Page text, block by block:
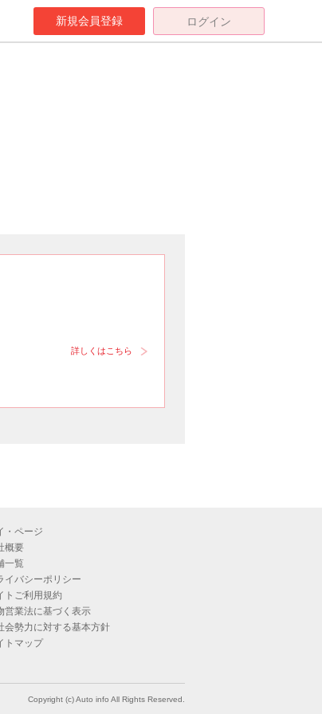
新規会員登録 ログイン
詳しくはこちら
・ページ
概要
一覧
イバシーポリシー
トご利用規約
営業法に基づく表示
会勢力に対する基本方針
トマップ
Copyright (c) Auto info All Rights Reserved.